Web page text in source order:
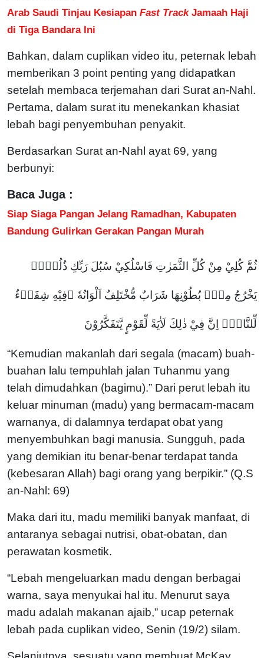
Arab Saudi Tinjau Kesiapan Fast TrackJamaah Haji
di Tiga Bandara Ini
Bahkan, dalam cuplikan video itu, peternak lebah
memberikan 3 point penting yang didapatkan
setelah membaca terjemahan dari Surat an-Nahl.
Pertama, dalam surat itu menekankan khasiat
lebah bagi penyembuhan penyakit.
Berdasarkan Surat an-Nahl ayat 69, yang
berbunyi:
Baca Juga :
Siap Siaga Pangan Jelang Ramadhan, Kabupaten
Bandung Gulirkan Gerakan Pangan Murah
ثُمَّ كُلِيْ مِنْ كُلِّ الثَّمَرٰتِ فَاسْلُكِيْ سُبُلَ رَبِّكِ ذُلُلًاۗ
يَخْرُجُ مِنْۢ بُطُوْنِهَا شَرَابٌ مُّخْتَلِفٌ اَلْوَانُهٗ ۖفِيْهِ شِفَاۤءٌ
لِّلنَّاسِۗ اِنَّ فِيْ ذٰلِكَ لَاٰيَةً لِّقَوْمٍ يَّتَفَكَّرُوْنَ
“Kemudian makanlah dari segala (macam) buah-
buahan lalu tempuhlah jalan Tuhanmu yang
telah dimudahkan (bagimu).” Dari perut lebah itu
keluar minuman (madu) yang bermacam-macam
warnanya, di dalamnya terdapat obat yang
menyembuhkan bagi manusia. Sungguh, pada
yang demikian itu benar-benar terdapat tanda
(kebesaran Allah) bagi orang yang berpikir.” (Q.S
an-Nahl: 69)
Maka dari itu, madu memiliki banyak manfaat, di
antaranya sebagai nutrisi, obat-obatan, dan
perawatan kosmetik.
“Lebah mengeluarkan madu dengan berbagai
warna, saya menyukai hal itu. Menurut saya
madu adalah makanan ajaib,” ucap peternak
lebah pada cuplikan video, Senin (19/2) silam.